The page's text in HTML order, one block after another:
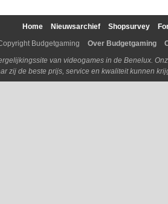
Home Nieuwsarchief Shopsurvey
Budgetgaming
Over Budgetgaming
van videogames in de Benelux.
zij de beste prijs, service en kwaliteit kunnen